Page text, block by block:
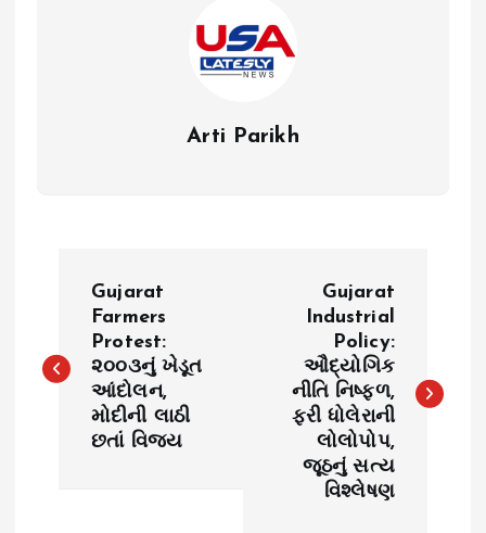
Arti Parikh
s
Gujarat
Farmers
Protest:
૨૦૦૩નું ખેડૂત
આંદોલન,
મોદીની લાઠી
છતાં વિજય
Gujarat
Industrial
Policy:
ઔદ્યોગિક
નીતિ નિષ્ફળ,
ફરી ધોલેરાની
લોલોપોપ,
જૂઠનું સત્ય
વિશ્લેષણ